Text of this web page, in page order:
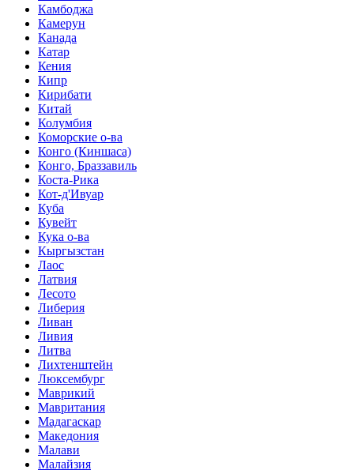
Камбоджа
Камерун
Канада
Катар
Кения
Кипр
Кирибати
Китай
Колумбия
Коморские о-ва
Конго (Киншаса)
Конго, Браззавиль
Коста-Рика
Кот-д'Ивуар
Куба
Кувейт
Кука о-ва
Кыргызстан
Лаос
Латвия
Лесото
Либерия
Ливан
Ливия
Литва
Лихтенштейн
Люксембург
Маврикий
Мавритания
Мадагаскар
Македония
Малави
Малайзия